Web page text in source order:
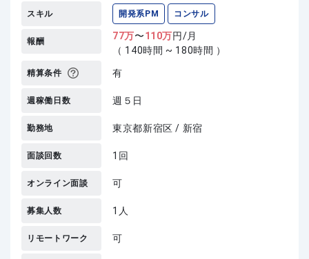
スキル 開発系PM コンサル
報酬 77万〜110万円/月
（ 140時間 ~ 180時間 ）
精算条件 有
週稼働日数 週５日
勤務地 東京都新宿区 / 新宿
面談回数 1回
オンライン面談 可
募集人数 1人
リモートワーク 可